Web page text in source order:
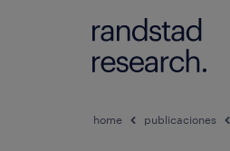
home publicaciones